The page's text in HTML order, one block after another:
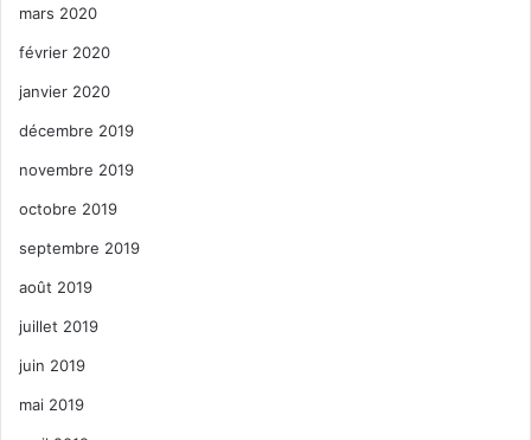
mars 2020
février 2020
janvier 2020
décembre 2019
novembre 2019
octobre 2019
septembre 2019
août 2019
juillet 2019
juin 2019
mai 2019